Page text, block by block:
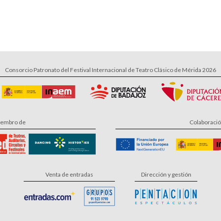
Consorcio Patronato del Festival Internacional de Teatro Clásico de Mérida 2026
de
Venta de entradas Dirección y gestión